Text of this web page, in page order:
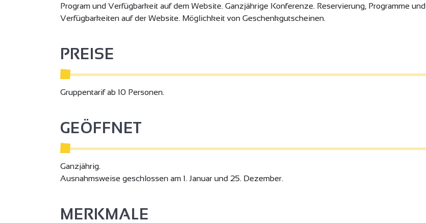
Program und Verfügbarkeit auf dem Website. Ganzjährige Konferenze. Reservierung, Programme und
Verfügbarkeiten auf der Website. Möglichkeit von Geschenkgutscheinen.
PREISE
Gruppentarif ab 10 Personen.
GEÖFFNET
Ganzjährig.
Ausnahmsweise geschlossen am 1. Januar und 25. Dezember.
MERKMALE